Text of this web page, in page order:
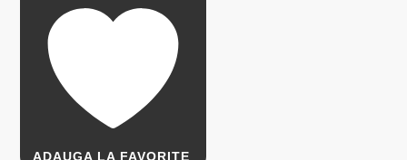
ADAUGA LA FAVORITE